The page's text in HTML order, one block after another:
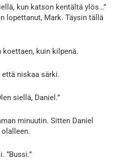
kun katson kentältä ylös…”
lopettanut, Mark. Täysin tällä
kuin kilpenä.
niskaa särki.
siellä, Daniel.”
minuutin. Sitten Daniel
”Bussi.”